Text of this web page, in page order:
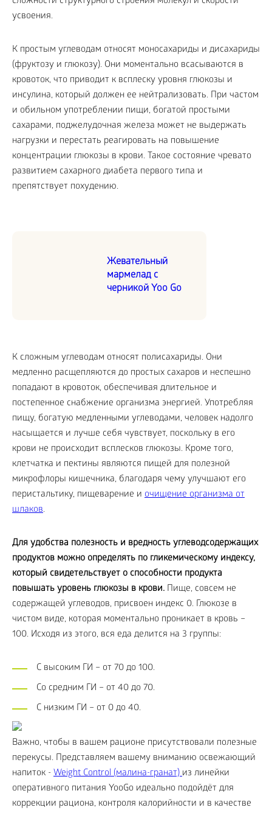
усвоения.
К простым углеводам относят моносахариды и дисахариды
(фруктозу и глюкозу). Они моментально всасываются в
кровоток, что приводит к всплеску уровня глюкозы и
инсулина, который должен ее нейтрализовать. При частом
и обильном употреблении пищи, богатой простыми
сахарами, поджелудочная железа может не выдержать
нагрузки и перестать реагировать на повышение
концентрации глюкозы в крови. Такое состояние чревато
развитием сахарного диабета первого типа и
препятствует похудению.
Жевательный
мармелад с
черникой Yoo Go
К сложным углеводам относят полисахариды. Они
медленно расщепляются до простых сахаров и неспешно
попадают в кровоток, обеспечивая длительное и
постепенное снабжение организма энергией. Употребляя
пищу, богатую медленными углеводами, человек надолго
насыщается и лучше себя чувствует, поскольку в его
крови не происходит всплесков глюкозы. Кроме того,
клетчатка и пектины являются пищей для полезной
микрофлоры кишечника, благодаря чему улучшают его
перистальтику, пищеварение и очищение организма от
шлаков.
Для удобства полезность и вредность углеводсодержащих
продуктов можно определять по гликемическому индексу,
который свидетельствует о способности продукта
повышать уровень глюкозы в крови. Пище, совсем не
содержащей углеводов, присвоен индекс 0. Глюкозе в
чистом виде, которая моментально проникает в кровь –
100. Исходя из этого, вся еда делится на 3 группы:
С высоким ГИ – от 70 до 100.
Со средним ГИ – от 40 до 70.
С низким ГИ – от 0 до 40.
Важно, чтобы в вашем рационе присутствовали полезные
перекусы. Представляем вашему вниманию освежающий
напиток - Weight Control (малина-гранат)из линейки
оперативного питания YooGo идеально подойдёт для
коррекции рациона, контроля калорийности и в качестве